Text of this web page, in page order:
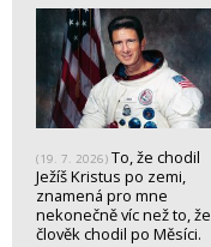
(19. 7. 2026) To, že chodil
Ježíš Kristus po zemi,
znamená pro mne
nekonečně víc než to, že
člověk chodil po Měsíci.